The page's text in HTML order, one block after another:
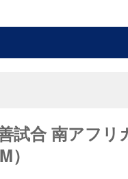
試合 南アフリ